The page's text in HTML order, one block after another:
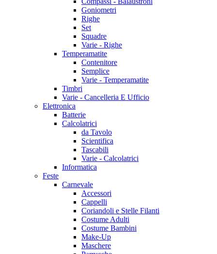
Goniometri
Righe
Set
Squadre
Varie - Righe
Temperamatite
Contenitore
Semplice
Varie - Temperamatite
Timbri
Varie - Cancelleria E Ufficio
Elettronica
Batterie
Calcolatrici
da Tavolo
Scientifica
Tascabili
Varie - Calcolatrici
Informatica
Feste
Carnevale
Accessori
Cappelli
Coriandoli e Stelle Filanti
Costume Adulti
Costume Bambini
Make-Up
Maschere